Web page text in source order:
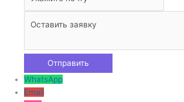
WhatsApp
Email